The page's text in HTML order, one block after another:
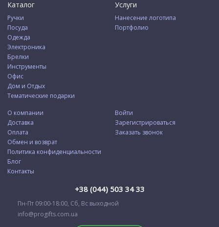
Каталог
Ручки
Посуда
Одежда
Электроника
Брелки
Инструменты
Офис
Дом и Отдых
Тематические подарки
Услуги
Нанесение логотипа
Портфолио
О компании
Доставка
Оплата
Обмен и возврат
Политика конфиденциальности
Блог
Контакты
Войти
Зарегистрироваться
Заказать звонок
+38 (044) 503 34 33
Пн-Пт 09:00-18:00, Сб, Вс выходной
info@progifts.com.ua